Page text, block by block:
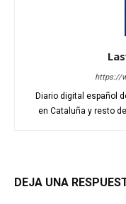
https://
Diario digital español
en Cataluña y resto
DEJA UNA